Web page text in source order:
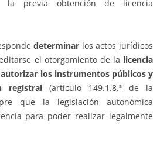
la previa obtención de licencia
determinar los actos jurídicos
el otorgamiento de la licencia
los instrumentos públicos y
registral (artículo 149.1.8.ª de la
que la legislación autonómica
para poder realizar legalmente